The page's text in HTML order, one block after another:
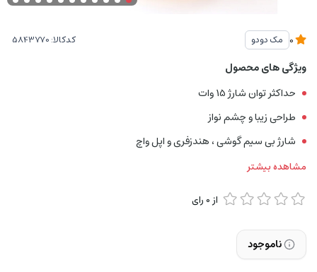
مک دودو کدکالا:
ویژگی های محصول
حداکثر توان شارژ 15 وات
طراحی زیبا و چشم نواز
شارژ بی سیم گوشی ، هندزفری و اپل واچ
مشاهده بیشتر
از0 رای
ناموجود